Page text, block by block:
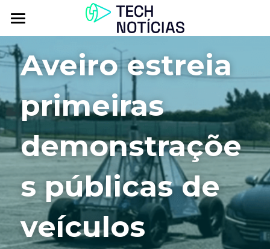
Atualidade
Explorar
Podcasts
Contactos
Aveiro estreia
primeiras
demonstraçõe
s públicas de
veículos